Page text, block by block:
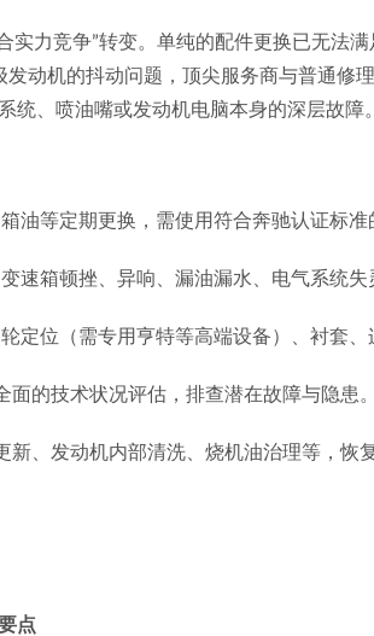
合实力竞争”转变。单纯的配件更换已无法
发动机的抖动问题，顶尖服务商与普通修
、喷油嘴或发动机电脑本身的深层故障。
油等定期更换，需使用符合奔驰认证标准
速箱顿挫、异响、漏油漏水、电气系统失
定位（需专用亨特等高端设备）、衬套、
面的技术状况评估，排查潜在故障与隐患。
新、发动机内部清洗、烧机油治理等，恢
点